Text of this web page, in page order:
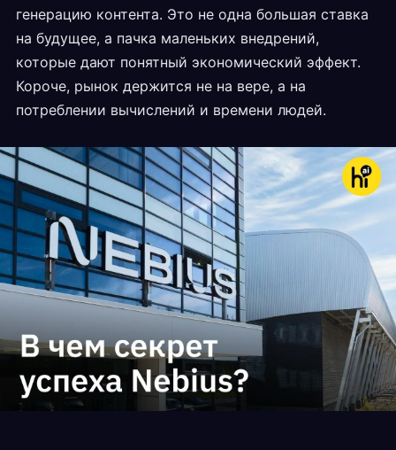
генерацию контента. Это не одна большая ставка
на будущее, а пачка маленьких внедрений,
которые дают понятный экономический эффект.
Короче, рынок держится не на вере, а на
потреблении вычислений и времени людей.